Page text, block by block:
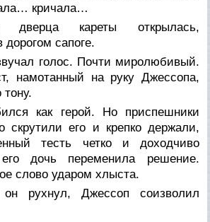
кричала…
дверца кареты открылась,
дорогом сапоге.
голос. Почти миролюбивый.
намотанный на руку Джессопа,
тону.
как герой. Но приспешники
скрутили его и крепко держали,
тесть четко и доходчиво
дочь переменила решение.
слово ударом хлыста.
он рухнул, Джессоп соизволил